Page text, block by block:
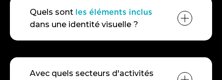
Quels sont les éléments inclus
dans une identité visuelle ?
Avec quels secteurs d'activités